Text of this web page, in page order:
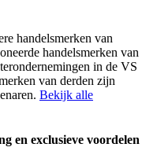
handelsmerken van
handelsmerken van
in de VS
van derden zijn
Bekijk alle
en exclusieve voordelen